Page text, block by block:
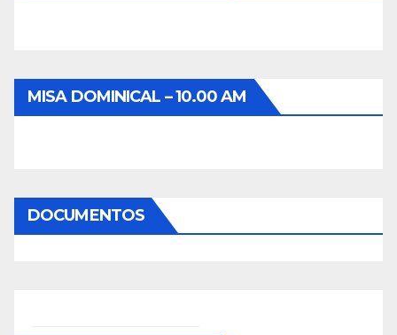
MISA DOMINICAL – 10.00 AM
DOCUMENTOS